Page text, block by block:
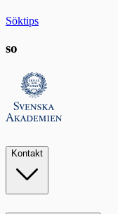
Söktips
so
Kontakt